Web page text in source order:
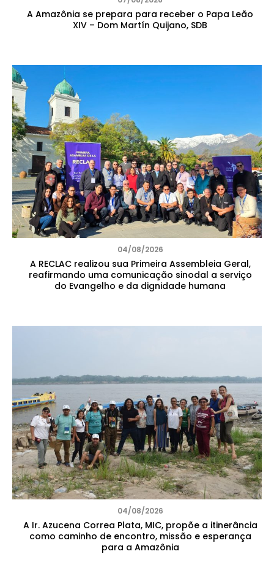
A Amazônia se prepara para receber o Papa Leão
XIV – Dom Martín Quijano, SDB
04/08/2026
A RECLAC realizou sua Primeira Assembleia Geral,
reafirmando uma comunicação sinodal a serviço
do Evangelho e da dignidade humana
04/08/2026
A Ir. Azucena Correa Plata, MIC, propõe a itinerância
como caminho de encontro, missão e esperança
para a Amazônia